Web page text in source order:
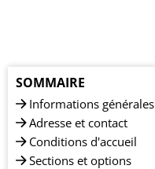
SOMMAIRE
Informations générales
Adresse et contact
Conditions d'accueil
Sections et options